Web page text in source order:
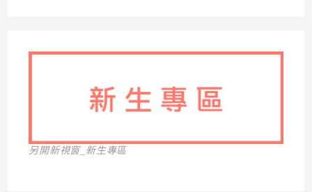
另開新視窗_新生專區